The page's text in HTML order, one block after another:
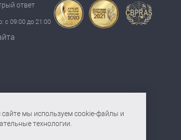
ответ
с 09:00 до 21:00
мы используем cookie-файлы и
технологии.